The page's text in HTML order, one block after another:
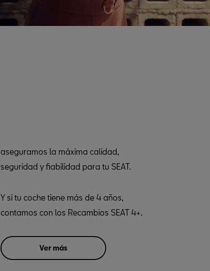
aseguramos la máxima calidad,
seguridad y fiabilidad para tu SEAT.
Y si tu coche tiene más de 4 años,
contamos con los Recambios SEAT 4+.
Ver más